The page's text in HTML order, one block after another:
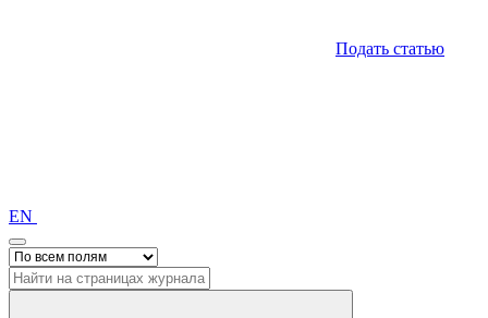
Подать статью
EN